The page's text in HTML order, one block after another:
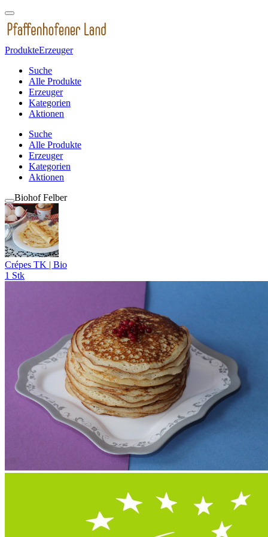
ProdukteErzeuger
Suche
Alle Produkte
Erzeuger
Kategorien
Aktionen
Suche
Alle Produkte
Erzeuger
Kategorien
Aktionen
Biohof Felber
Crépes TK | Bio
1 Stk